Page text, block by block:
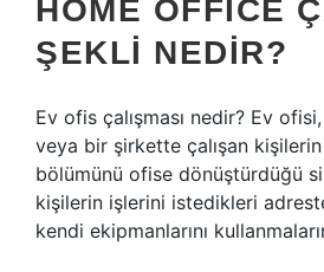
HOME OFFICE
ŞEKLI NEDIR?
Ev ofis çalışması nedir? Ev
veya bir şirkette çalışan
bölümünü ofise dönüştürdüğü
kişilerin işlerini istedikleri
kendi ekipmanlarını